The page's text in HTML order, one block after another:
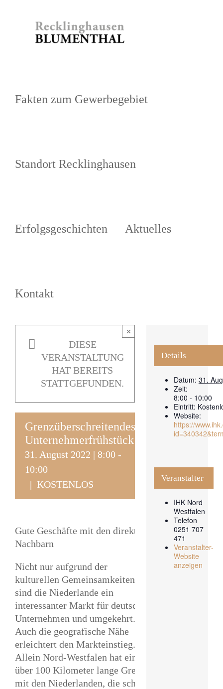
Fakten zum Gewerbegebiet
Standort Recklinghausen
Erfolgsgeschichten Aktuelles
Kontakt
DIESE
VERANSTALTUNG
HAT BEREITS
STATTGEFUNDEN.
×
Grenzüberschreitendes
Unternehmerfrühstück
31. August 2022 | 8:00 -
10:00
| KOSTENLOS
Gute Geschäfte mit den direkten
Nachbarn
Nicht nur aufgrund der
kulturellen Gemeinsamkeiten
sind die Niederlande ein
interessanter Markt für deutsche
Unternehmen und umgekehrt.
Auch die geografische Nähe
erleichtert den Markteinstieg.
Allein Nord-Westfalen hat eine
über 100 Kilometer lange Grenze
mit den Niederlanden, die schon
Details
Datum: 31.
Zeit:
8:00 - 10:00
Eintritt:
Website:
https://
Veranstalter
IHK Nord
Westfalen
Telefon
0251 707
471
Veranstalter-
Website
anzeigen